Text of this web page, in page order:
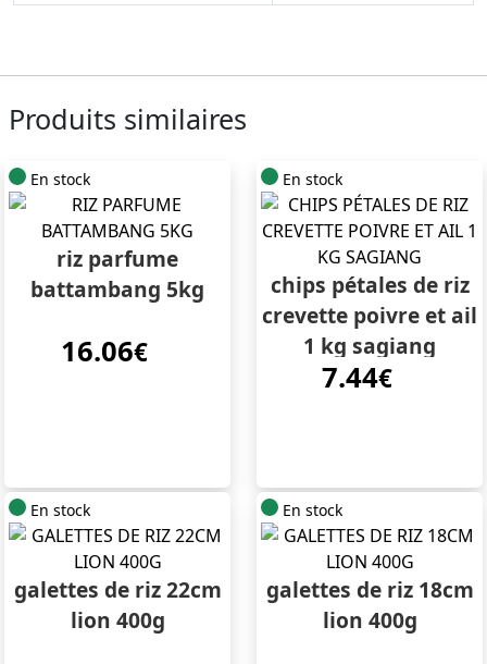
Produits similaires
En stock
riz parfume
battambang 5kg
16.06€
En stock
chips pétales de riz
crevette poivre et ail
1 kg sagiang
7.44€
En stock
galettes de riz 22cm
lion 400g
En stock
galettes de riz 18cm
lion 400g